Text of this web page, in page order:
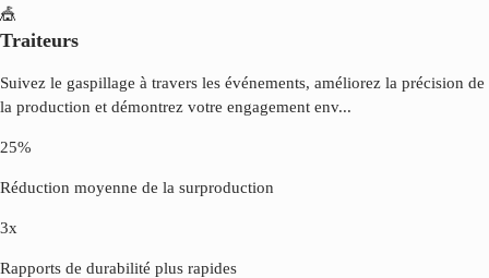
🎪
Traiteurs
Suivez le gaspillage à travers les événements, améliorez la précision de
la production et démontrez votre engagement env...
25%
Réduction moyenne de la surproduction
3x
Rapports de durabilité plus rapides